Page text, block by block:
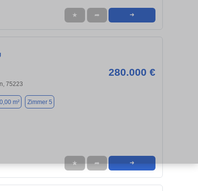
★ ➦ ➜
280.000 €
75223
m² Zimmer 5
★ ➦ ➜